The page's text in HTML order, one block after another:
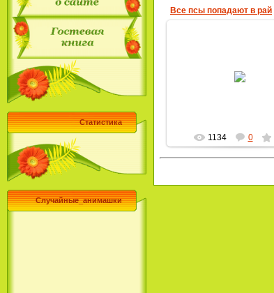
Статистика
Случайные_анимашки
Все псы попадают в рай
1134 0